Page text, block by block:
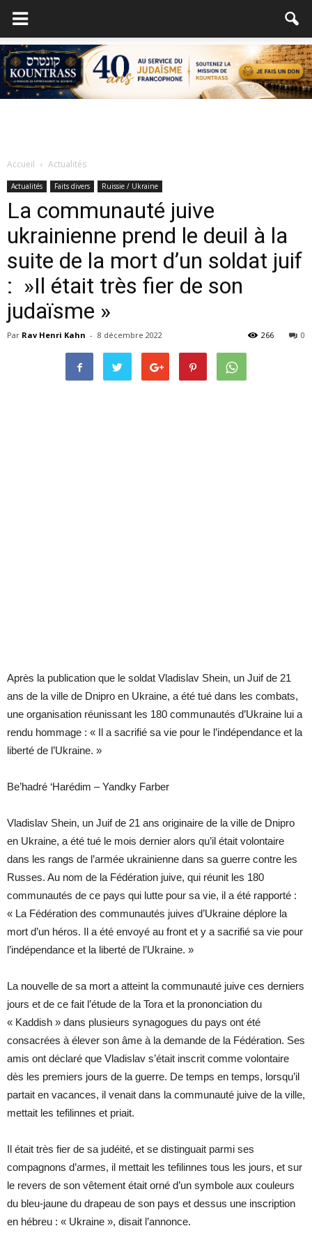
Accueil Actualités
Actualités Faits divers Ruissie / Ukraine
La communauté juive
ukrainienne prend le deuil à la
suite de la mort d’un soldat juif
: ​​ »Il était très fier de son
judaïsme »
Par Rav Henri Kahn - 8 décembre 2022 0
266
Après la publication que le soldat Vladislav Shein, un Juif de 21
ans de la ville de Dnipro en Ukraine, a été tué dans les combats,
une organisation réunissant les 180 communautés d’Ukraine lui a
rendu hommage : « Il a sacrifié sa vie pour le l’indépendance et la
liberté de l’Ukraine. »
Be’hadré ‘Harédim – Yandky Farber
Vladislav Shein, un Juif de 21 ans originaire de la ville de Dnipro
en Ukraine, a été tué le mois dernier alors qu’il était volontaire
dans les rangs de l’armée ukrainienne dans sa guerre contre les
Russes. Au nom de la Fédération juive, qui réunit les 180
communautés de ce pays qui lutte pour sa vie, il a été rapporté :
« La Fédération des communautés juives d’Ukraine déplore la
mort d’un héros. Il a été envoyé au front et y a sacrifié sa vie pour
l’indépendance et la liberté de l’Ukraine. »
La nouvelle de sa mort a atteint la communauté juive ces derniers
jours et de ce fait l’étude de la Tora et la prononciation du
« Kaddish » dans plusieurs synagogues du pays ont été
consacrées à élever son âme à la demande de la Fédération. Ses
amis ont déclaré que Vladislav s’était inscrit comme volontaire
dès les premiers jours de la guerre. De temps en temps, lorsqu’il
partait en vacances, il venait dans la communauté juive de la ville,
mettait les tefilinnes et priait.
Il était très fier de sa judéité, et se distinguait parmi ses
compagnons d’armes, il mettait les tefilinnes tous les jours, et sur
le revers de son vêtement était orné d’un symbole aux couleurs
du bleu-jaune du drapeau de son pays et dessus une inscription
en hébreu : « Ukraine », disait l’annonce.